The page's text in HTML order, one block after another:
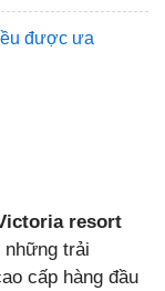
được ưa
resort
trải
cấp hàng đầu